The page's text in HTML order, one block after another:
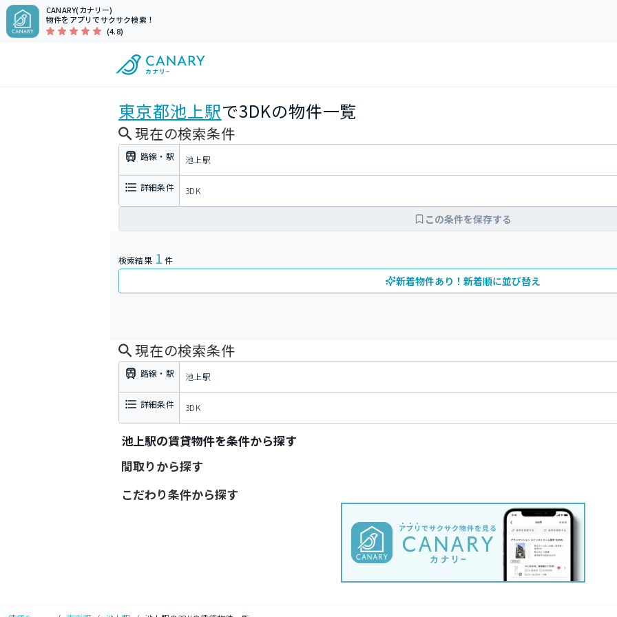
CANARY(カナリー)
物件をアプリでサクサク検索！
(4.8)
東京都池上駅で3DKの物件一覧
現在の検索条件
路線・駅 池上駅
詳細条件 3DK
この条件を保存する
検索結果 1 件
新着物件あり！新着順に並び替え
現在の検索条件
路線・駅 池上駅
詳細条件 3DK
池上駅の賃貸物件を条件から探す
間取りから探す
こだわり条件から探す